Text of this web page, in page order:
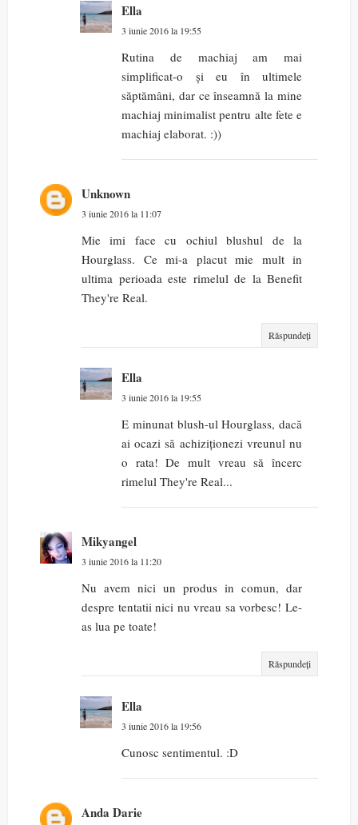
Ella
3 iunie 2016 la 19:55
Rutina de machiaj am mai
simplificat-o și eu în ultimele
săptămâni, dar ce înseamnă la mine
machiaj minimalist pentru alte fete e
machiaj elaborat. :))
Unknown
3 iunie 2016 la 11:07
Mie imi face cu ochiul blushul de la
Hourglass. Ce mi-a placut mie mult in
ultima perioada este rimelul de la Benefit
They're Real.
Răspundeți
Ella
3 iunie 2016 la 19:55
E minunat blush-ul Hourglass, dacă
ai ocazi să achiziționezi vreunul nu
o rata! De mult vreau să încerc
rimelul They're Real...
Mikyangel
3 iunie 2016 la 11:20
Nu avem nici un produs in comun, dar
despre tentatii nici nu vreau sa vorbesc! Le-
as lua pe toate!
Răspundeți
Ella
3 iunie 2016 la 19:56
Cunosc sentimentul. :D
Anda Darie